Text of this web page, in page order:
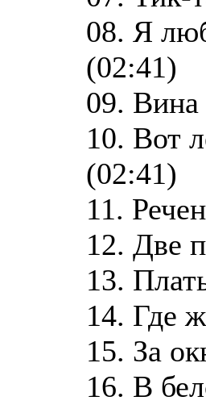
08. Я
(02:41)
09. Вина
10. Вот
(02:41)
11.
12. Две
13.
14. Где
15. За
16. В